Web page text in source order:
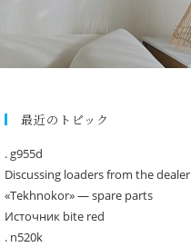
最近のトピック
. g955d
Discussing loaders from the dealer
«Tekhnokor» — spare parts
Источник bite red
. n520k